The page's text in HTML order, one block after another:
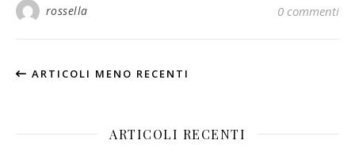
rossella 0 commenti
ARTICOLI MENO RECENTI
ARTICOLI RECENTI